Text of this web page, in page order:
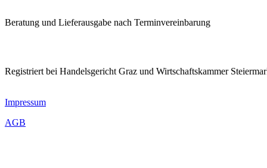
Beratung und Lieferausgabe nach Terminvereinbarung
Registriert bei Handelsgericht Graz und Wirtschaftskammer
Impressum
AGB